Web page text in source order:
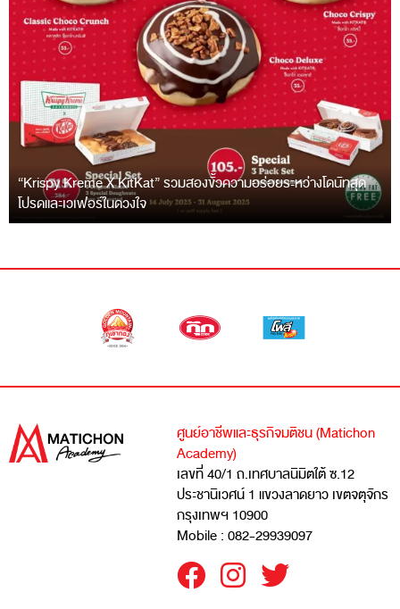
“Krispy Kreme X KitKat” รวมสองขั้วความอร่อยระหว่างโดนัทสุด
โปรดและเวเฟอร์ในดวงใจ
ศูนย์อาชีพและธุรกิจมติชน (Matichon
Academy)
เลขที่ 40/1 ถ.เทศบาลนิมิตใต้ ซ.12
ประชานิเวศน์ 1 แขวงลาดยาว เขตจตุจักร
กรุงเทพฯ 10900
Mobile : 082-29939097